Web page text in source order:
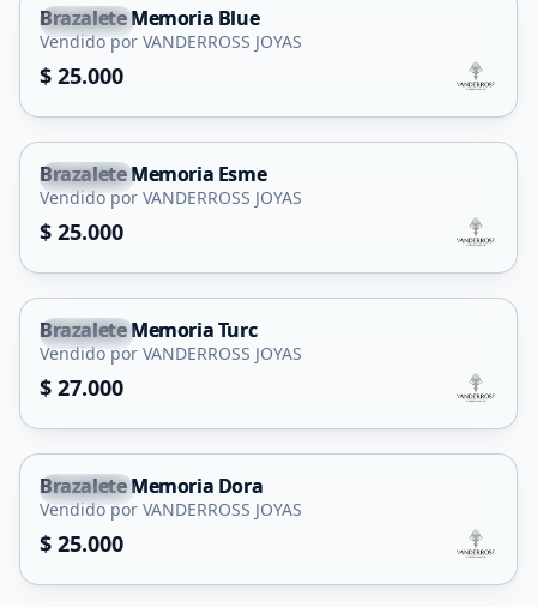
Capital
Brazalete Memoria Blue
Vendido por VANDERROSS JOYAS
$ 25.000
Capital
Brazalete Memoria Esme
Vendido por VANDERROSS JOYAS
$ 25.000
Capital
Brazalete Memoria Turc
Vendido por VANDERROSS JOYAS
$ 27.000
Capital
Brazalete Memoria Dora
Vendido por VANDERROSS JOYAS
$ 25.000